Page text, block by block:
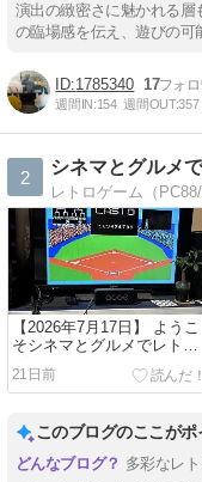
演出の緻密さに魅かれる層
の臨場感を伝え、遊びの可
1785340 17
週間IN:154 週間OUT:357
2
シネマとグルメ
【2026年7月17日】 ようこ
そシネマとグルメでレトロ
ゲームなおうちへ！(^^)
21日前
このブログのここがポ
多彩なレ